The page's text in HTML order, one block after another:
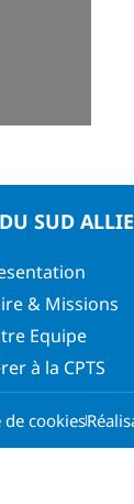
SUD
& Missions
Equipe
à la CPTS
cookies